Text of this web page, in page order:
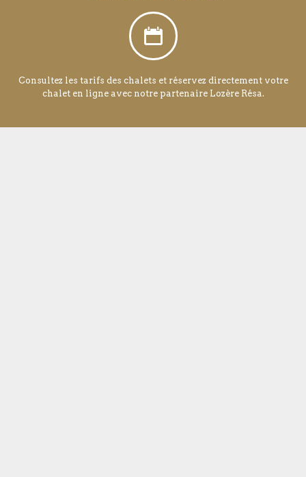
Consultez les tarifs des chalets et réservez directement votre
chalet en ligne avec notre partenaire Lozère Résa.